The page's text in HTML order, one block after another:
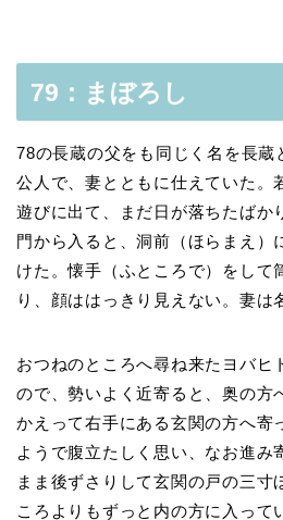
79：まぼろし
78の長蔵の父をも同じく名を長蔵
公人で、妻とともに仕えていた。
遊びに出て、まだ日が落ちたばか
門から入ると、洞前（ほらまえ）
けた。懐手（ふところで）をして
り、顔ははっきり見えない。妻は
おつねのところへ尋ね来たヨバ
ので、勢いよく近寄ると、奥の方
かえって右手にある玄関の方へ寄
ようで腹立たしく思い、なお進み
まま後ずさりして玄関の戸の三寸
ころよりもずっと内の方に入って